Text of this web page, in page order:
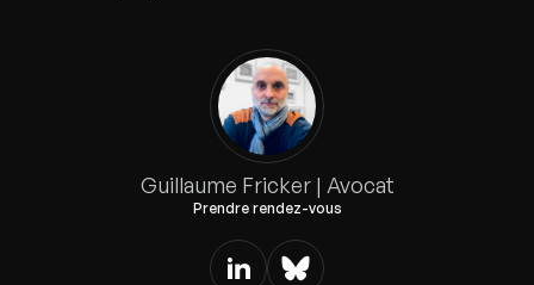
Guillaume Fricker | Avocat
Prendre rendez-vous